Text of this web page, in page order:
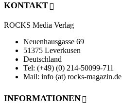
KONTAKT
ROCKS Media Verlag
Neuenhausgasse 69
51375 Leverkusen
Deutschland
Tel: (+49) (0) 214-50099-711
Mail: info (at) rocks-magazin.de
INFORMATIONEN